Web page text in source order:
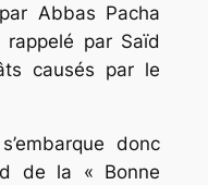
Abbas Pacha
par Saïd
causés par le
donc
de la « Bonne